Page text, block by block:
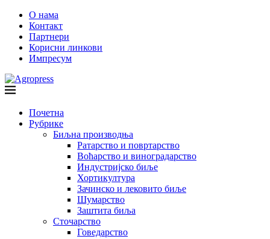
О нама
Контакт
Партнери
Корисни линкови
Импресум
Почетна
Рубрике
Биљна производња
Ратарство и повртарство
Воћарство и виноградарство
Индустријско биље
Хортикултура
Зачинско и лековито биље
Шумарство
Заштита биља
Сточарство
Говедарство